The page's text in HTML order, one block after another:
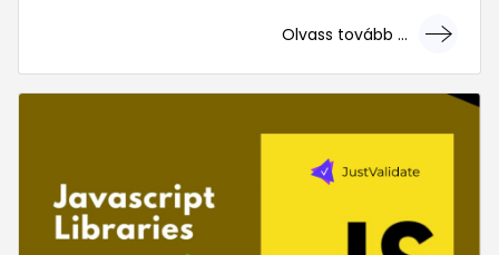
Olvass tovább ...
... mert megéri!